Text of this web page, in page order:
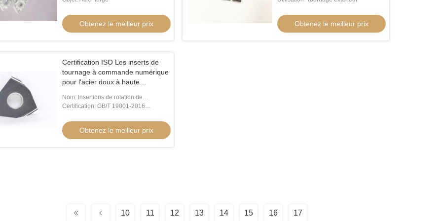
Obtenez le meilleur prix Obtenez le meilleur prix
Certification ISO Les inserts de
tournage à commande numérique
pour l'acier doux à haute
WNGG080404
Nom: Insertions de rotation de
commande numérique par ordinateur
Certification: GB/T 19001-2016
Obtenez le meilleur prix
10 11 12 13 14 15 16 17